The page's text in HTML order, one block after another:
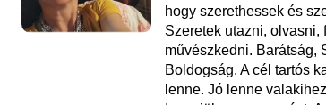
hogy szerethessek és
Szeretek utazni, olvasni,
művészkedni. Barátság,
Boldogság. A cél tartós
lenne. Jó lenne